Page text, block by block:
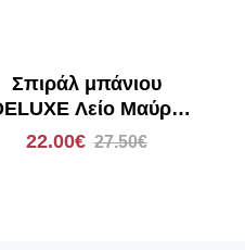
Σπιράλ μπάνιου
Λείο Μαύρο
2.00m 06667.002
22.00€ 27.50€